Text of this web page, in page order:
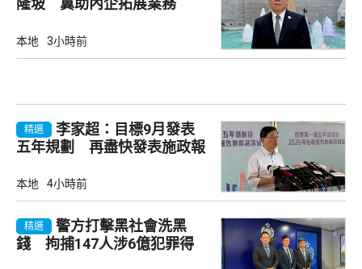
隆坡 冀助內企拓展業務
本地 3小時前
精選
李家超：目標9月發表
五年規劃 再盡快發表施政報
本地 4小時前
精選
警方打擊黑社會洗黑
錢 拘捕147人涉6億犯罪得